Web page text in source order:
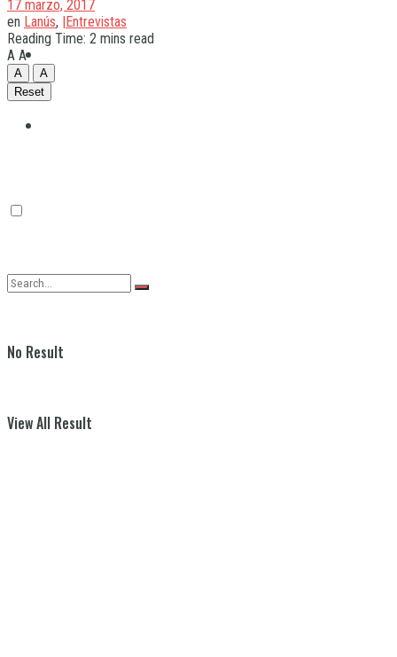
No Result
View All Result
17 marzo, 2017
en Lanús, |Entrevistas
Reading Time: 2 mins read
A A
A
A
Reset